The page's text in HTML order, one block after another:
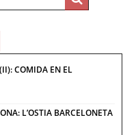
COMIDA EN EL
L’OSTIA BARCELONETA